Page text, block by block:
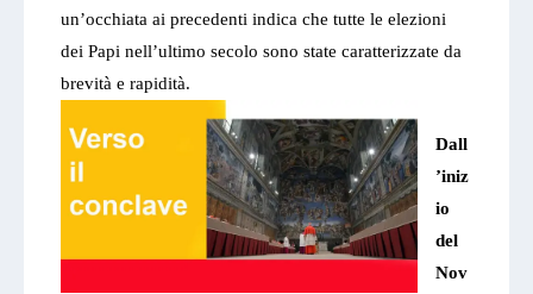
un’occhiata ai precedenti indica che tutte le elezioni
dei Papi nell’ultimo secolo sono state caratterizzate da
brevità e rapidità.
Dall
’iniz
io
del
Nov